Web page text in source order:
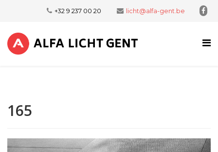
+32 9 237 00 20 licht@alfa-gent.be
165